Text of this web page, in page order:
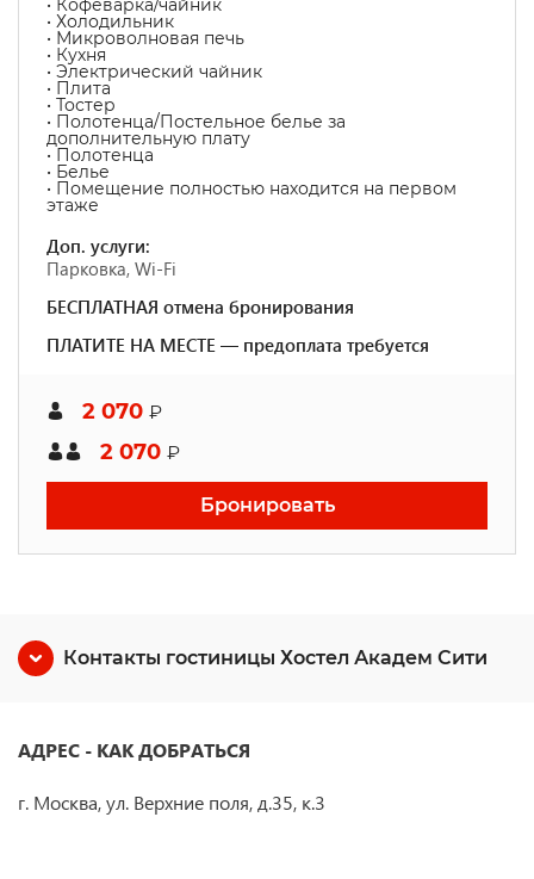
• Кофеварка/чайник
• Холодильник
• Микроволновая печь
• Кухня
• Электрический чайник
• Плита
• Тостер
• Полотенца/Постельное белье за
дополнительную плату
• Полотенца
• Белье
• Помещение полностью находится на первом
этаже
Доп. услуги:
Парковка, Wi-Fi
БЕСПЛАТНАЯ отмена бронирования
ПЛАТИТЕ НА МЕСТЕ — предоплата требуется
2 070 ₽
2 070 ₽
Бронировать
Контакты гостиницы Хостел Академ Сити
АДРЕС - КАК ДОБРАТЬСЯ
г. Москва, ул. Верхние поля, д.35, к.3